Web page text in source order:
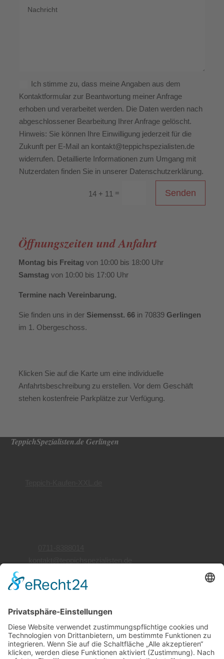
Ich stimme zu, dass meine Angaben aus dem
Kontaktformular zur Beantwortung meiner Anfrage
erhoben und verarbeitet werden. Die Daten werden nach
abgeschlossener Bearbeitung Ihrer Anfrage gelöscht.
Hinweis: Sie können Ihre Einwilligung jederzeit für die
Zukunft per E-Mail an kontakt@teppichspezialisten.de
widerrufen. Detaillierte Informationen zum Umgang mit
Nutzerdaten finden Sie in unserer Datenschutzerklärung.
14 + 11 = Senden
Öffnungszeiten und Anfahrt
Montag bis Freitag von 10:00 bis 18:00 Uhr
Samstag von 10:00 bis 17:00 Uhr
Termine nach Vereinbarung.
Sie finden uns in der Siemensst. 66 in 70839 Gerlingen
im 1. Obergeschoss.
Klicken Sie auf die Karte um eine individuelle
Anfahrtsbeschreibung zu erstellen. Vor dem Geschäft
stehen kostenfreie Parkplätze zur Verfügung.
TeppichSpezialisten.de Gerlingen
Öffnungszeiten
Montag bis Freitag
10:00 bis 17:00 Uhr
Wir beraten Sie gerne telefonisch.